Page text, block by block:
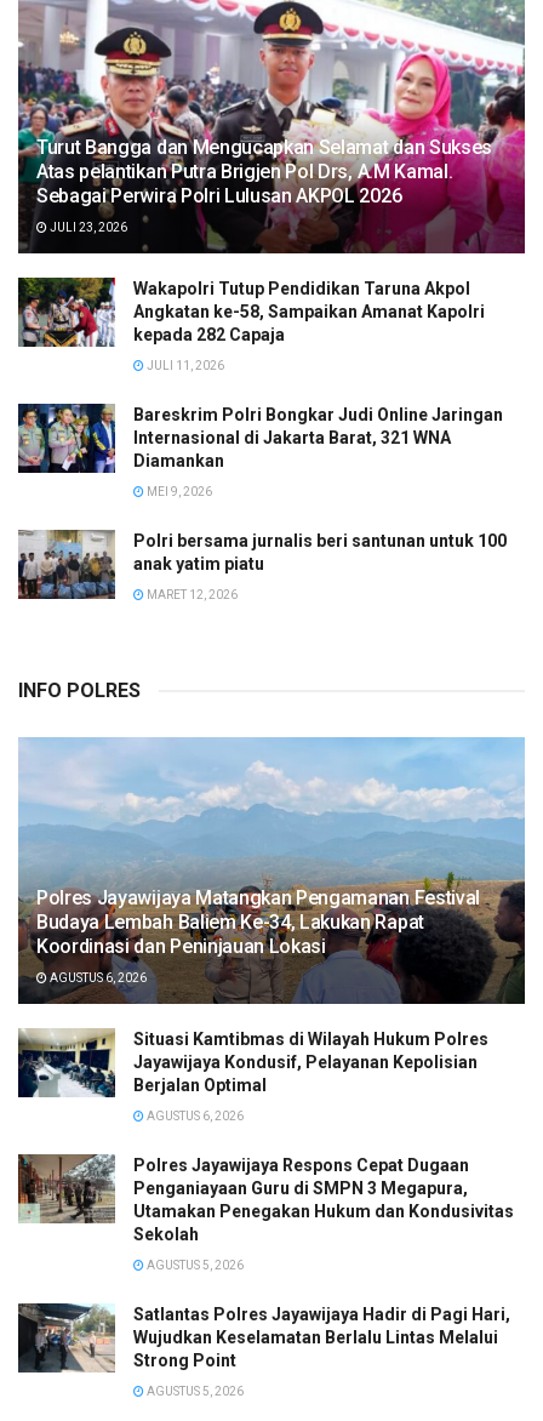
Turut Bangga dan Mengucapkan Selamat dan Sukses
Atas pelantikan Putra Brigjen Pol Drs, A.M Kamal.
Sebagai Perwira Polri Lulusan AKPOL 2026
JULI 23, 2026
Wakapolri Tutup Pendidikan Taruna Akpol
Angkatan ke-58, Sampaikan Amanat Kapolri
kepada 282 Capaja
JULI 11, 2026
Bareskrim Polri Bongkar Judi Online Jaringan
Internasional di Jakarta Barat, 321 WNA
Diamankan
MEI 9, 2026
Polri bersama jurnalis beri santunan untuk 100
anak yatim piatu
MARET 12, 2026
INFO POLRES
Polres Jayawijaya Matangkan Pengamanan Festival
Budaya Lembah Baliem Ke-34, Lakukan Rapat
Koordinasi dan Peninjauan Lokasi
AGUSTUS 6, 2026
Situasi Kamtibmas di Wilayah Hukum Polres
Jayawijaya Kondusif, Pelayanan Kepolisian
Berjalan Optimal
AGUSTUS 6, 2026
Polres Jayawijaya Respons Cepat Dugaan
Penganiayaan Guru di SMPN 3 Megapura,
Utamakan Penegakan Hukum dan Kondusivitas
Sekolah
AGUSTUS 5, 2026
Satlantas Polres Jayawijaya Hadir di Pagi Hari,
Wujudkan Keselamatan Berlalu Lintas Melalui
Strong Point
AGUSTUS 5, 2026